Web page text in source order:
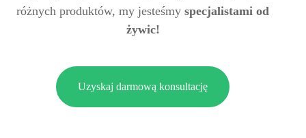
różnych produktów, my jesteśmy specjalistami od
żywic!
Uzyskaj darmową konsultację